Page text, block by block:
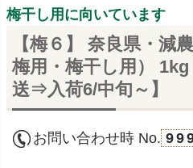
梅干し用に向いています
【梅６】 奈良県・減
梅用・梅干し用）
送⇒入荷6/中旬～】
お問い合わせ時 No.